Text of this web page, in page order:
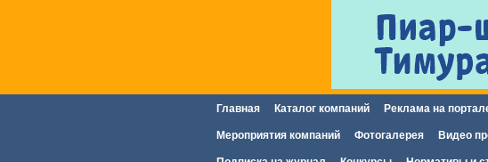
Главное меню
Главная Каталог компаний Реклама на
Мероприятия компаний Фотогалерея Видео